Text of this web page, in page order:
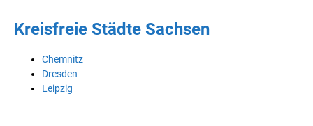
Kreisfreie Städte Sachsen
Chemnitz
Dresden
Leipzig